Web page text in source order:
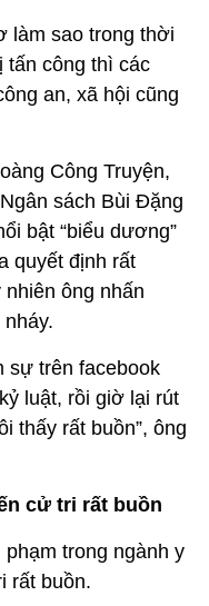
làm sao trong thời
tấn công thì các
an, xã hội cũng
Công Truyện,
sách Bùi Đặng
bật “biểu dương”
quyết định rất
ông nhấn
sự trên facebook
luật, rồi giờ lại rút
thấy rất buồn”, ông
cử tri rất buồn
trong ngành y
rất buồn.